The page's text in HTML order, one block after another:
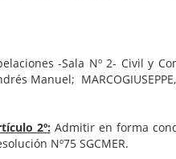
-Sala Nº 2- Civil y
Manuel;
2º: Admitir en forma
Nº75 SGCMER.